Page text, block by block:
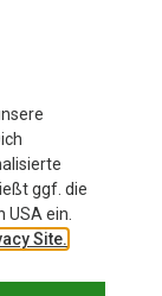
Schuhs.
1,5
ggf. die
ein.
Site.